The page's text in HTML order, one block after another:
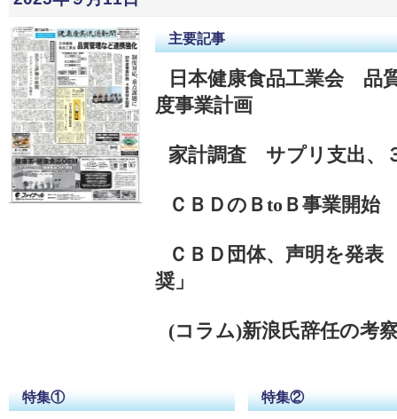
主要記事
日本健康食品工業会
度事業計画
家計調査 サプリ支出、
ＣＢＤのＢtoＢ事業開
ＣＢＤ団体、声明を発
奨」
(コラム)新浪氏辞任の考
特集① 特集②